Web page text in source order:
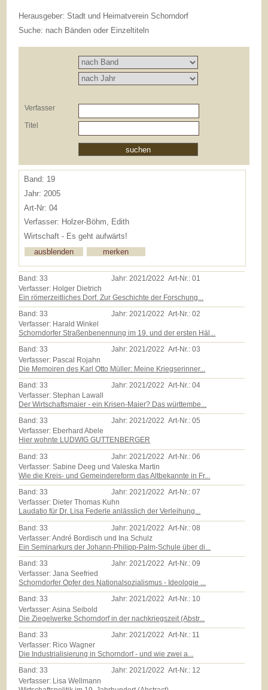
Herausgeber: Stadt und Heimatverein Schorndorf
Suche: nach Bänden oder Einzeltiteln
Verfasser
Titel
Band: 19
Jahr: 2005
Art-Nr: 04
Verfasser: Holzer-Böhm, Edith
Wirtschaft - Es geht aufwärts!
Band:33 Jahr: 2021/2022 Art-Nr.:01
Verfasser: Holger Dietrich
Ein römerzeitliches Dorf. Zur Geschichte der Forschung...
Band:33 Jahr:2021/2022 Art-Nr.:02
Verfasser: Harald Winkel
Schorndorfer Straßenbenennung im 19. und der ersten Häl...
Band:33 Jahr:2021/2022 Art-Nr.:03
Verfasser: Pascal Rojahn
Die Memoiren des Karl Otto Müller: Meine Kriegserinner...
Band:33 Jahr:2021/2022 Art-Nr.:04
Verfasser: Stephan Lawall
Der Wirtschaftsmaier - ein Krisen-Maier? Das württembe...
Band:33 Jahr:2021/2022 Art-Nr.:05
Verfasser: Eberhard Abele
Hier wohnte LUDWIG GUTTENBERGER
Band:33 Jahr: 2021/2022 Art-Nr.:06
Verfasser: Sabine Deeg und Valeska Martin
Wie die Kreis- und Gemeindereform das Altbekannte in Fr...
Band:33 Jahr:2021/2022 Art-Nr.:07
Verfasser: Dieter Thomas Kuhn
Laudatio für Dr. Lisa Federle anlässlich der Verleihung...
Band:33 Jahr: 2021/2022 Art-Nr.:08
Verfasser: André Bordisch und Ina Schulz
Ein Seminarkurs der Johann-Philipp-Palm-Schule über di...
Band:33 Jahr:2021/2022 Art-Nr.:09
Verfasser: Jana Seefried
Schorndorfer Opfer des Nationalsozialismus - Ideologie ...
Band:33 Jahr:2021/2022 Art-Nr.: 10
Verfasser: Asina Seibold
Die Ziegelwerke Schorndorf in der nachkriegszeit (Abstr...
Band:33 Jahr:2021/2022 Art-Nr.: 11
Verfasser: Rico Wagner
Die Industrialisierung in Schorndorf - und wie zwei a...
Band:33 Jahr:2021/2022 Art-Nr.: 12
Verfasser: Lisa Wellmann